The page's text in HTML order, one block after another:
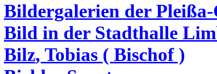
Bildergalerien der
Bild in der Stadthalle
Bilz, Tobias ( Bischof )